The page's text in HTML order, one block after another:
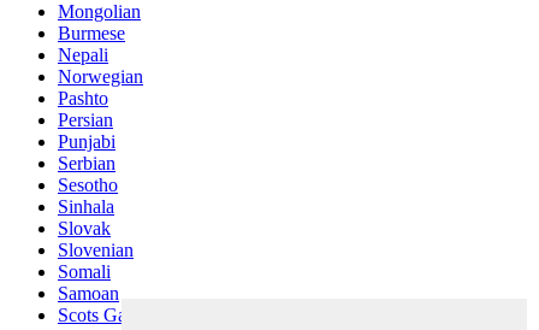
Mongolian
Burmese
Nepali
Norwegian
Pashto
Persian
Punjabi
Serbian
Sesotho
Sinhala
Slovak
Slovenian
Somali
Samoan
Scots Gaelic